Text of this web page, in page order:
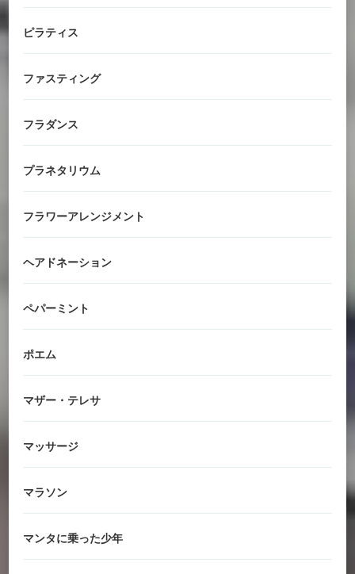
ピラティス
ファスティング
フラダンス
プラネタリウム
フラワーアレンジメント
ヘアドネーション
ペパーミント
ポエム
マザー・テレサ
マッサージ
マラソン
マンタに乗った少年